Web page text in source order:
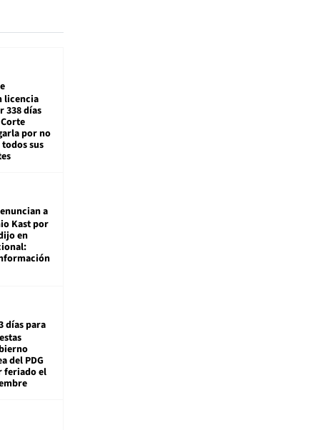
licencia
338 días
por no
sus
a
Kast por
en
días para
del PDG
feriado el